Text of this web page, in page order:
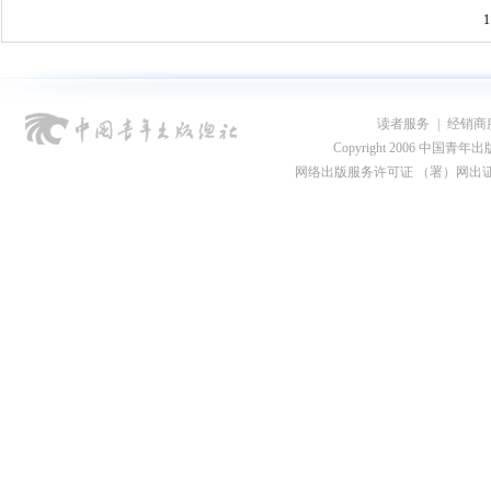
1
读者服务
经销商
Copyright 2006 中国青年出
网络出版服务许可证 （署）网出